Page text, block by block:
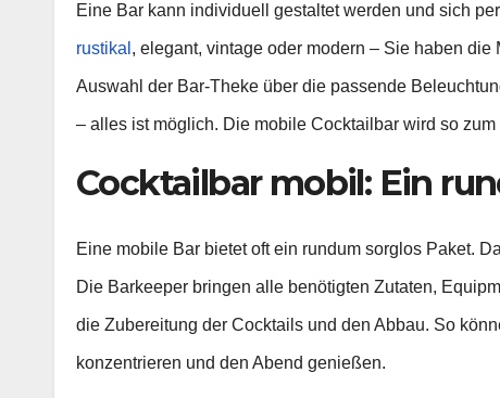
Eine Bar kann individuell gestaltet werden und sich
rustikal , elegant, vintage oder modern – Sie haben
Auswahl der Bar-Theke über die passende
– alles ist möglich. Die mobile Cocktailbar wird so
Cocktailbar mobil: Ein
Eine mobile Bar bietet oft ein rundum sorglos Paket.
Die Barkeeper bringen alle benötigten Zutaten,
die Zubereitung der Cocktails und den Abbau. So
konzentrieren und den Abend genießen.